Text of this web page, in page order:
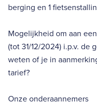
berging en 1
Mogelijkheid om aan
(tot 31/12/2024) i.p.v. de
weten of je in
tarief?
Onze onderaannemers